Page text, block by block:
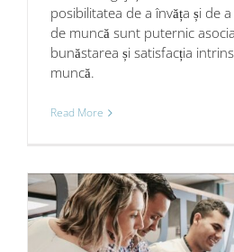
posibilitatea de a învăța și de
de muncă sunt puternic
bunăstarea și satisfacția
muncă.
Read More